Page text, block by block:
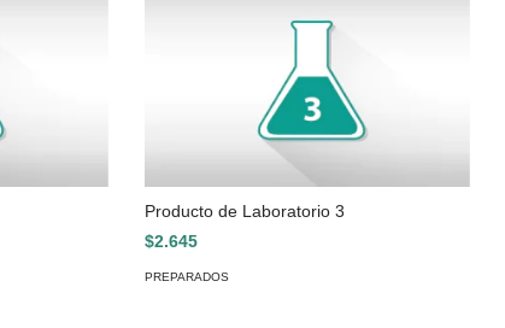
Producto de Laboratorio 3
$2.645
PREPARADOS